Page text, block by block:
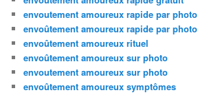
envoutement amoureux rapide par photo
envoûtement amoureux rapide par photo
envoûtement amoureux rituel
envoûtement amoureux sur photo
envoutement amoureux sur photo
envoûtement amoureux symptômes